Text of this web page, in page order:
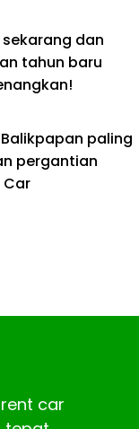
dan
tahun baru
paling
pergantian
Car
car